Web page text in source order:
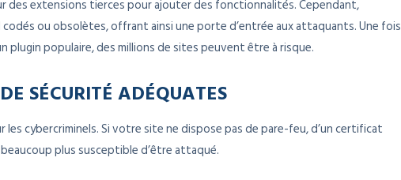
des extensions tierces pour ajouter des fonctionnalités. Cependant,
ou obsolètes, offrant ainsi une porte d’entrée aux attaquants. Une fois
plugin populaire, des millions de sites peuvent être à risque.
SÉCURITÉ ADÉQUATES
cybercriminels. Si votre site ne dispose pas de pare-feu, d’un certificat
plus susceptible d’être attaqué.